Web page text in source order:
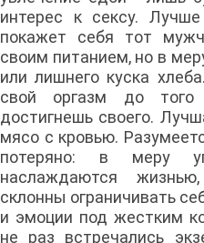
интерес к сексу.
покажет себя тот
своим питанием, но в
или лишнего куска
свой оргазм до
достигнешь своего.
мясо с кровью.
потеряно: в меру
наслаждаются
склонны ограничивать
и эмоции под жестким
не раз встречались